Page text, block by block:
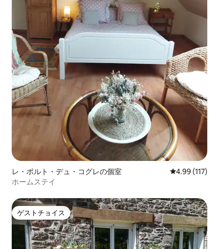
レ・ポルト・デュ・コグレの個室 レビュー117
4.99 (117)
ホームステイ
ゲストチョイス
ゲストチョイス